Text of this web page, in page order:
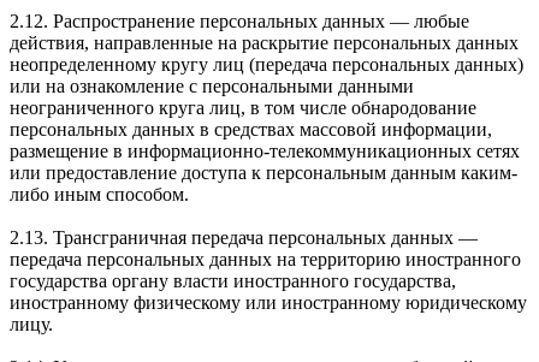
2.12. Распространение персональных данных — любые
действия, направленные на раскрытие персональных данных
неопределенному кругу лиц (передача персональных данных)
или на ознакомление с персональными данными
неограниченного круга лиц, в том числе обнародование
персональных данных в средствах массовой информации,
размещение в информационно-телекоммуникационных сетях
или предоставление доступа к персональным данным каким-
либо иным способом.
2.13. Трансграничная передача персональных данных —
передача персональных данных на территорию иностранного
государства органу власти иностранного государства,
иностранному физическому или иностранному юридическому
лицу.